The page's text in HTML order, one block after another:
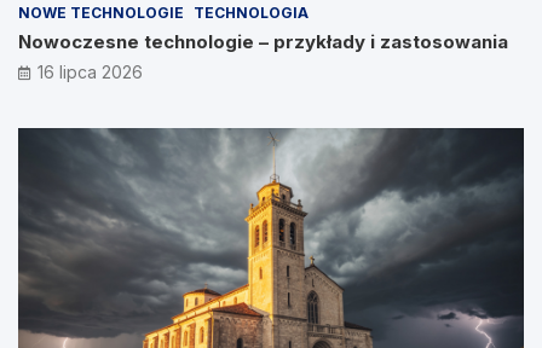
NOWE TECHNOLOGIE TECHNOLOGIA
Nowoczesne technologie – przykłady i zastosowania
16 lipca 2026